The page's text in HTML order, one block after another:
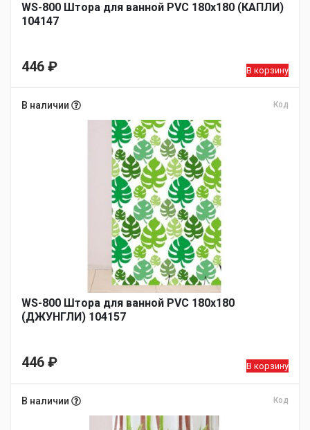
WS-800 Штора для ванной PVC 180х180 (КАПЛИ)
104147
446 ₽ В корзину
В наличии Код
WS-800 Штора для ванной PVC 180х180
(ДЖУНГЛИ) 104157
446 ₽ В корзину
В наличии Код